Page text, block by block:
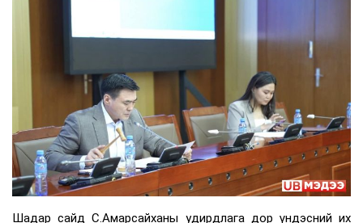
Шадар сайд С.Амарсайханы удирдлага дор үндэсний их